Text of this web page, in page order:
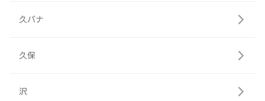
久バナ
久保
沢